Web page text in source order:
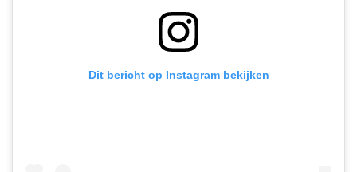
Dit bericht op Instagram bekijken